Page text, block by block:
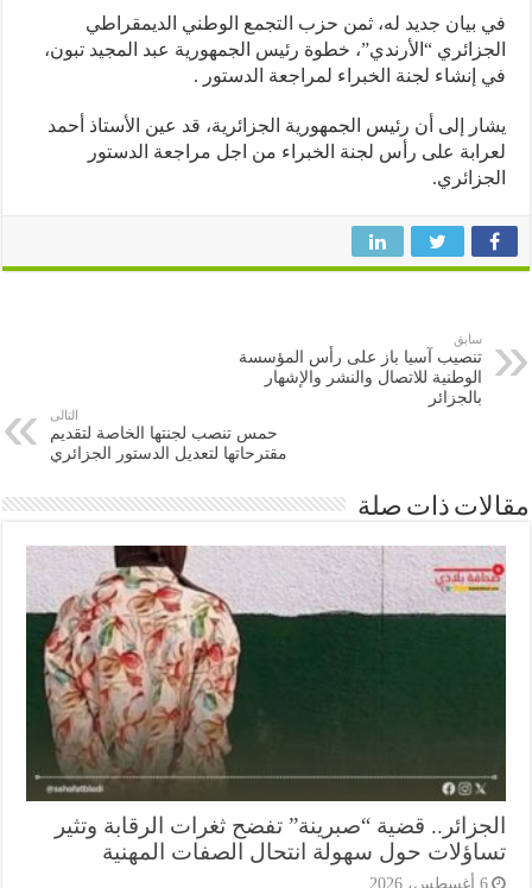
بيان جديد له، ثمن حزب التجمع الوطني الديمقراطي
“الأرندي”، خطوة رئيس الجمهورية عبد المجيد تبون،
لجنة الخبراء لمراجعة الدستور .
إلى أن رئيس الجمهورية الجزائرية، قد عين الأستاذ أحمد
على رأس لجنة الخبراء من اجل مراجعة الدستور
تنصيب آسيا باز على رأس المؤسسة
الوطنية للاتصال والنشر والإشهار
بالجزائر
حمس تنصب لجنتها الخاصة لتقديم
مقترحاتها لتعديل الدستور الجزائري
ذات صلة
قضية “صبرينة” تفضح ثغرات الرقابة وتثير
حول سهولة انتحال الصفات المهنية